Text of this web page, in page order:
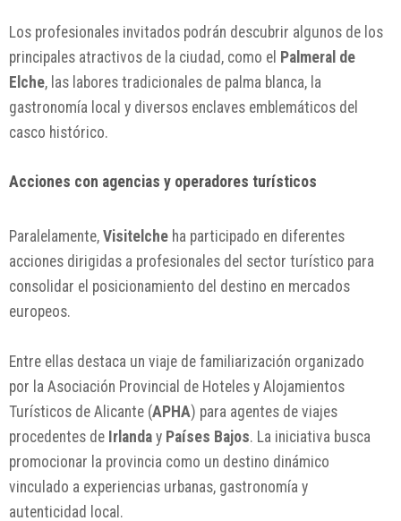
Los profesionales invitados podrán descubrir algunos de los
principales atractivos de la ciudad, como el Palmeral de
Elche, las labores tradicionales de palma blanca, la
gastronomía local y diversos enclaves emblemáticos del
casco histórico.
Acciones con agencias y operadores turísticos
Paralelamente, Visitelche ha participado en diferentes
acciones dirigidas a profesionales del sector turístico para
consolidar el posicionamiento del destino en mercados
europeos.
Entre ellas destaca un viaje de familiarización organizado
por la Asociación Provincial de Hoteles y Alojamientos
Turísticos de Alicante (APHA) para agentes de viajes
procedentes de Irlanda y Países Bajos. La iniciativa busca
promocionar la provincia como un destino dinámico
vinculado a experiencias urbanas, gastronomía y
autenticidad local.